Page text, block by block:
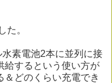
た。
素電池2本に並列に接
給するという使い方が
＆どのくらい充電でき